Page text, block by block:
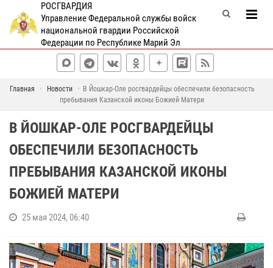
РОСГВАРДИЯ
Управление Федеральной службы войск
национальной гвардии Российской
Федерации по Республике Марий Эл
Главная Новости
В Йошкар-Оле росгвардейцы обеспечили безопасность
пребывания Казанской иконы Божией Матери
В ЙОШКАР-ОЛЕ РОСГВАРДЕЙЦЫ
ОБЕСПЕЧИЛИ БЕЗОПАСНОСТЬ
ПРЕБЫВАНИЯ КАЗАНСКОЙ ИКОНЫ
БОЖИЕЙ МАТЕРИ
25 мая 2024, 06:40